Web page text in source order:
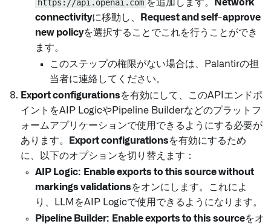
https://api.openai.com を追加します。
Network
connectivityに移動し、
Request and self-approve
new policyを選択することでこれを行うことができ
ます。
このステップの権限がない場合は、Palantirの担
当者に連絡してください。
Export configurationsを有効にして、このAPIエンドポ
イントをAIP LogicやPipeline Builderなどのプラットフ
ォームアプリケーションで使用できるようにする必要が
あります。
Export configurationsを有効にするため
に、以下のオプションを切り替えます：
AIP Logic: Enable exports to this source without
markings validationsをオンにします。これによ
り、LLMをAIP Logicで使用できるようになります。
Pipeline Builder: Enable exports to this sourceをオ